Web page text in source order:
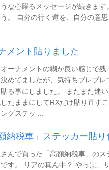
な心躍るメッセージが続きま
。 自分の行く道を、自分の意
メント貼りました
ーナメントの糊が良い感じで
めてましたが、気持ちブレブ
る事にしました。 またまた迷
たままにしてRXだけ貼り直す
グステッ ...
納税車」ステッカー貼り
んで買った「高額納税車」の
す。 リアの真ん中？ やっぱ、